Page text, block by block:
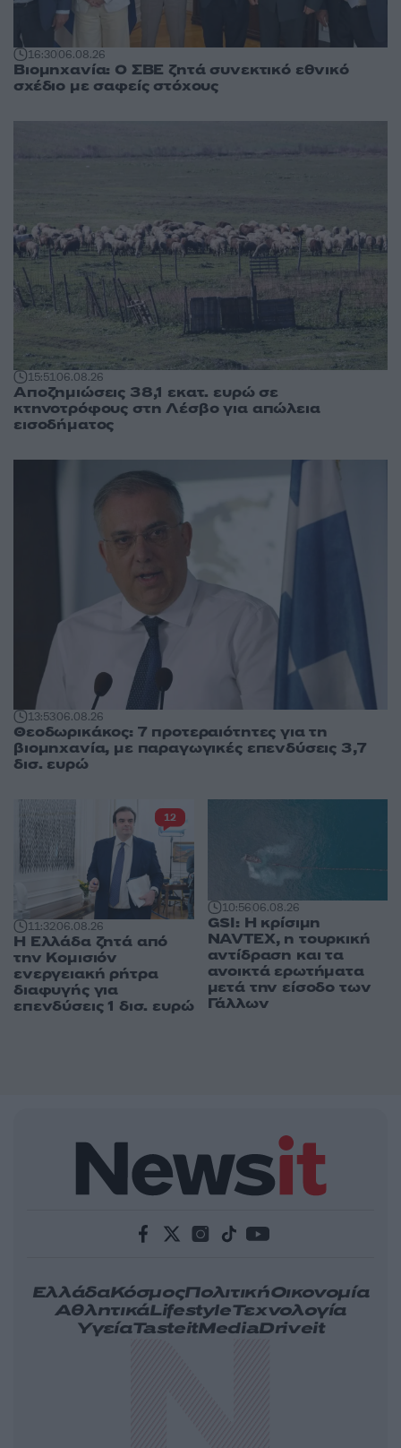
16:3006.08.26
Βιομηχανία: Ο ΣΒΕ ζητά συνεκτικό εθνικό
σχέδιο με σαφείς στόχους
15:5106.08.26
Αποζημιώσεις 38,1 εκατ. ευρώ σε
κτηνοτρόφους στη Λέσβο για απώλεια
εισοδήματος
13:5306.08.26
Θεοδωρικάκος: 7 προτεραιότητες για τη
βιομηχανία, με παραγωγικές επενδύσεις 3,7
δισ. ευρώ
11:3206.08.26
Η Ελλάδα ζητά από
την Κομισιόν
ενεργειακή ρήτρα
διαφυγής για
επενδύσεις 1 δισ. ευρώ
12
10:5606.08.26
GSI: Η κρίσιμη
NAVTEX, η τουρκική
αντίδραση και τα
ανοικτά ερωτήματα
μετά την είσοδο των
Γάλλων
ΕλλάδαΚόσμοςΠολιτικήΟικονομία
ΑθλητικάLifestyleΤεχνολογία
ΥγείαTasteitMediaDriveit